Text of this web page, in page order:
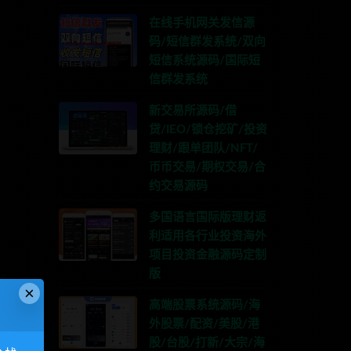
在线手机网关发信源
码/短信群发系统/双向
短信系统源码/国际短
信群发系统
新交易所源码/借
贷/IEO/锁仓挖矿/投资
理财/跟单团队/NFT/
币币交易/期权交易/合
约交易源码
多国语言国际版理财返
利适用各行业投资海外
项目投资金融源码定制
版
高端股票系统源码/海
外股票/配资/美股/港
股/台股/打新/大宗/海
×